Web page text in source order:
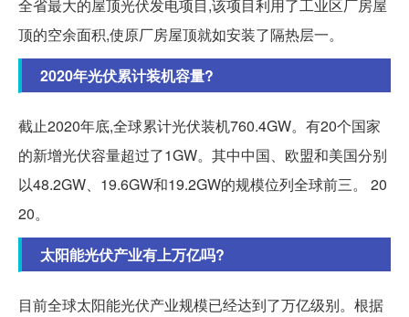
全省最大的屋顶光伏发电项目,该项目利用了工业区厂房屋
顶的空余面积,使原厂房屋顶就如安装了隔热层一。
2020年光伏累计装机容量?
截止2020年底,全球累计光伏装机760.4GW。有20个国家
的新增光伏容量超过了1GW。其中中国、欧盟和美国分别
以48.2GW、19.6GW和19.2GW的规模位列全球前三。 20
20。
太阳能光伏产业有上万亿吗?
目前全球太阳能光伏产业规模已经达到了万亿级别。根据